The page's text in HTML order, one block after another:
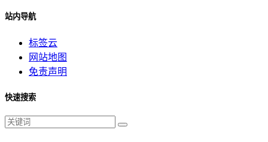
站内导航
标签云
网站地图
免责声明
快速搜索